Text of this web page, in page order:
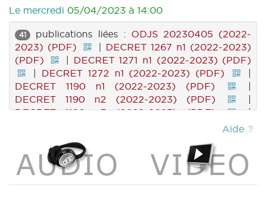
Le mercredi 05/04/2023 à 14:00
41 publications liées : ODJS 20230405 (2022-
2023) (PDF)
| DECRET 1267 n1 (2022-2023)
(PDF)
| DECRET 1271 n1 (2022-2023) (PDF)
| DECRET 1272 n1 (2022-2023) (PDF)
|
DECRET 1190 n1 (2022-2023) (PDF)
|
DECRET 1190 n2 (2022-2023) (PDF)
|
DECRET 1190 n3 (2022-2023) (PDF)
|
|
PARCHEMIN 1190 (2022-2023) (PDF)
|
DECRET 1191 n1 (2022-2023) (PDF)
|DECRET
1191 n2 (2022-2023) (PDF)
|DECRET 1191 n3
Aide